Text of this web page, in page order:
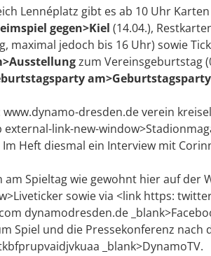
Lennéplatz gibt es ab 10 Uhr
gegen>Kiel (14.04.),
maximal jedoch bis 16 Uhr) sowie
zum Vereinsgeburtstag
am>Geburtstagsparty
www.dynamo-dresden.de verein
link-new-
Heft diesmal ein Interview mit
am Spieltag wie gewohnt hier auf
sowie via <link https:
dynamodresden.de
Spiel und die Pressekonferenz
_blank>DynamoTV.